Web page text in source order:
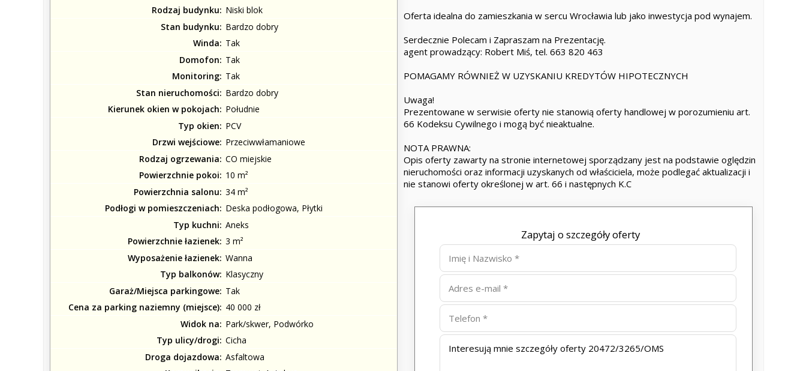
Rodzaj budynku
Niski blok
Stan budynku
Bardzo dobry
Winda
Tak
Domofon
Tak
Monitoring Tak
Stan nieruchomości
Bardzo dobry
Kierunek okien w pokojach
Południe
Typ okien
PCV
Drzwi wejściowe Przeciwwłamaniowe
Rodzaj ogrzewania CO miejskie
Powierzchnie pokoi
10 m²
Powierzchnia salonu 34 m²
Podłogi w pomieszczeniach
Deska podłogowa, Płytki
Typ kuchni Aneks
Powierzchnie łazienek 3 m²
Wyposażenie łazienek Wanna
Typ balkonów Klasyczny
Garaż/Miejsca parkingowe Tak
Cena za parking naziemny (miejsce) 40 000 zł
Widok na
Park/skwer, Podwórko
Typ ulicy/drogi Cicha
Droga dojazdowa Asfaltowa
Oferta idealna do zamieszkania w sercu Wrocławia lub jako inwestycja pod wynajem.
Serdecznie Polecam i Zapraszam na Prezentację.
agent prowadzący: Robert Miś, tel. 663 820 463
POMAGAMY RÓWNIEŻ W UZYSKANIU KREDYTÓW HIPOTECZNYCH
Uwaga!
Prezentowane w serwisie oferty nie stanowią oferty handlowej w porozumieniu art.
66 Kodeksu Cywilnego i mogą być nieaktualne.
NOTA PRAWNA:
Opis oferty zawarty na stronie internetowej sporządzany jest na podstawie oględzin
nieruchomości oraz informacji uzyskanych od właściciela, może podlegać aktualizacji i
nie stanowi oferty określonej w art. 66 i następnych K.C
Zapytaj o szczegóły oferty